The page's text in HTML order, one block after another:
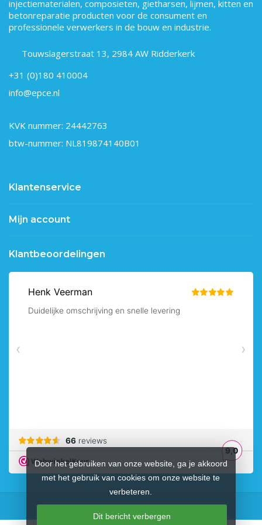
injectiematerialen, composieten, gietharsen, lijmen, kitten en
betonreparatie producten voor de consument en
professionele verwerkers in de bouw en industrie.
Touwslagerstraat 13, 2984 AW Ridderkerk
+31 (0)180 410004
info@epce.nl
KVK nummer: 24442763
btw-nummer: NL819874140B01
Klantenservice
Mijn account
Klantbeoordelingen
Door het gebruiken van onze website, ga je akkoord
met het gebruik van cookies om onze website te
verbeteren.
Dit bericht verbergen